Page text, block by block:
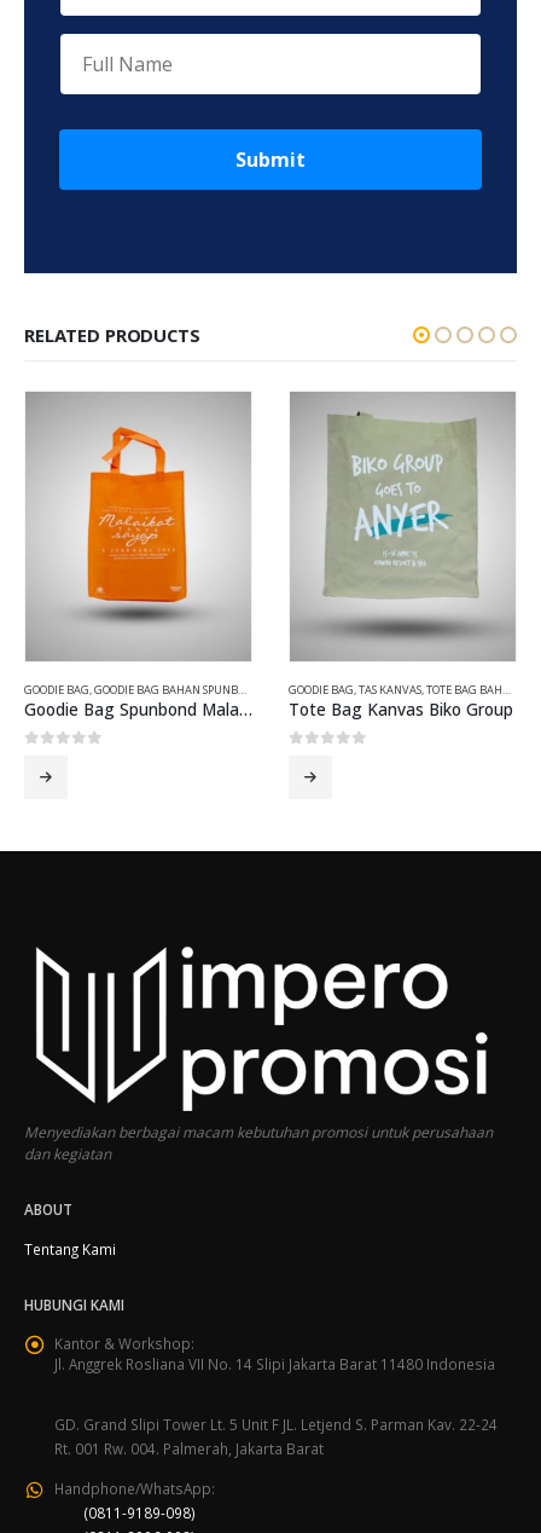
Submit
RELATED PRODUCTS
GOODIE BAG,GOODIE BAG BAHAN SPUNBOND
Goodie Bag Spunbond Malaikat Tanpa sayap
GOODIE BAG,TAS KANVAS,TOTE BAG BAHAN KANVAS
Tote Bag Kanvas Biko Group
Menyediakan berbagai macam kebutuhan promosi untuk perusahaan
dan kegiatan
ABOUT
Tentang Kami
HUBUNGI KAMI
Kantor & Workshop:
Jl. Anggrek Rosliana VII No. 14 Slipi Jakarta Barat 11480 Indonesia
GD. Grand Slipi Tower Lt. 5 Unit F JL. Letjend S. Parman Kav. 22-24
Rt. 001 Rw. 004. Palmerah, Jakarta Barat
Handphone/WhatsApp:
(0811-9189-098)